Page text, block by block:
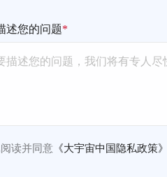
述您的问题*
读并同意 《大宇宙中国隐私政策》